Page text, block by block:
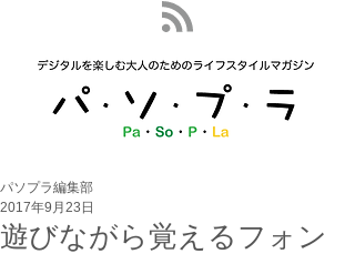
遊びながら覚えるフォン
パソプラ編集部
2017年9月23日